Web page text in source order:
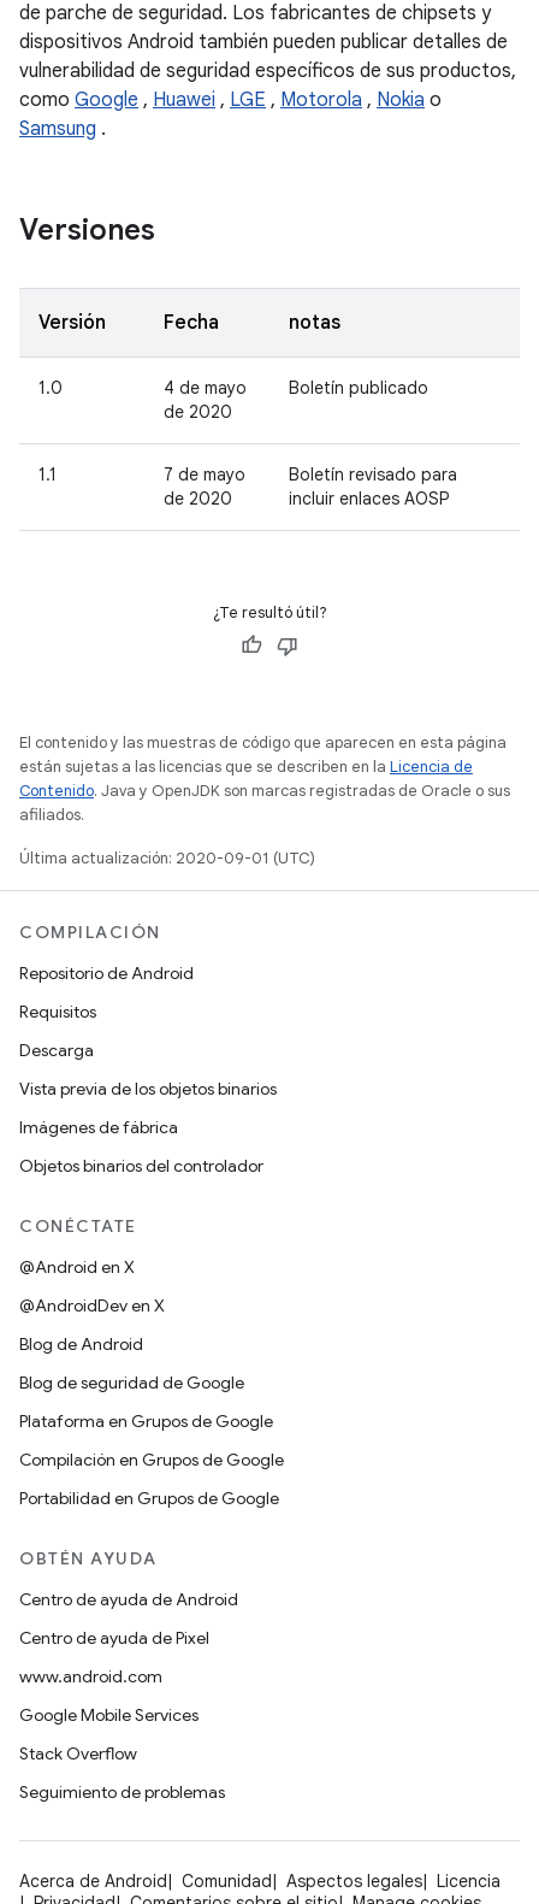
de parche de seguridad. Los fabricantes de chipsets y
dispositivos Android también pueden publicar detalles de
vulnerabilidad de seguridad específicos de sus productos,
como Google , Huawei , LGE , Motorola , Nokia o
Samsung .
Versiones
Versión Fecha notas
1.0
4 de mayo
de 2020
Boletín publicado
1.1
7 de mayo
de 2020
Boletín revisado para
incluir enlaces AOSP
¿Te resultó útil?
El contenido y las muestras de código que aparecen en esta página
están sujetas a las licencias que se describen en la Licencia de
Contenido. Java y OpenJDK son marcas registradas de Oracle o sus
afiliados.
Última actualización: 2020-09-01 (UTC)
COMPILACIÓN
Repositorio de Android
Requisitos
Descarga
Vista previa de los objetos binarios
Imágenes de fábrica
Objetos binarios del controlador
CONÉCTATE
@Android en X
@AndroidDev en X
Blog de Android
Blog de seguridad de Google
Plataforma en Grupos de Google
Compilación en Grupos de Google
Portabilidad en Grupos de Google
OBTÉN AYUDA
Centro de ayuda de Android
Centro de ayuda de Pixel
www.android.com
Google Mobile Services
Stack Overflow
Seguimiento de problemas
Acerca de Android Comunidad Aspectos legales
Licencia